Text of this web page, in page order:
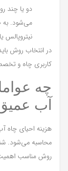
دو یا چند
می‌شود. به
نیتروپالس
در انتخاب روش
کاربری چاه و
چه
آب عمیق
هزینه احیای چاه
محاسبه می‌شود.
روش مناسب اهمیت